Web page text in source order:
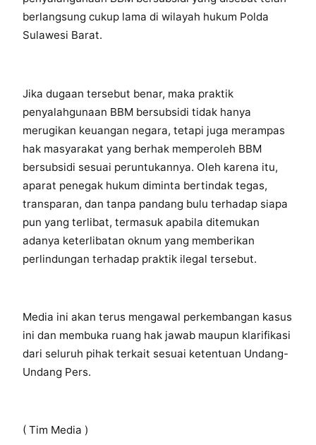
berlangsung cukup lama di wilayah hukum Polda
Sulawesi Barat.
Jika dugaan tersebut benar, maka praktik
penyalahgunaan BBM bersubsidi tidak hanya
merugikan keuangan negara, tetapi juga merampas
hak masyarakat yang berhak memperoleh BBM
bersubsidi sesuai peruntukannya. Oleh karena itu,
aparat penegak hukum diminta bertindak tegas,
transparan, dan tanpa pandang bulu terhadap siapa
pun yang terlibat, termasuk apabila ditemukan
adanya keterlibatan oknum yang memberikan
perlindungan terhadap praktik ilegal tersebut.
Media ini akan terus mengawal perkembangan kasus
ini dan membuka ruang hak jawab maupun klarifikasi
dari seluruh pihak terkait sesuai ketentuan Undang-
Undang Pers.
( Tim Media )